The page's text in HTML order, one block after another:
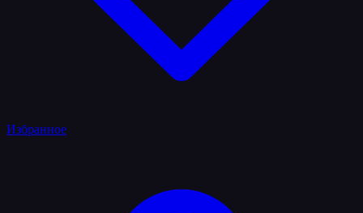
Избранное